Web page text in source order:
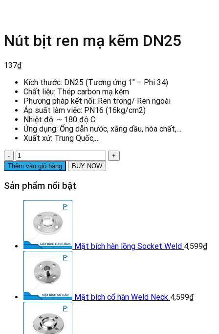
Nút bịt ren mạ kẽm DN25
137₫
Kích thước: DN25 (Tương ứng 1″ – Phi 34)
Chất liệu: Thép carbon mạ kẽm
Phương pháp kết nối: Ren trong/ Ren ngoài
Áp suất làm việc: PN16 (16kg/cm2)
Nhiệt độ: ~ 180 độ C
Ứng dụng: Ống dẫn nước, xăng dầu, hóa chất,…
Xuất xứ: Trung Quốc,…
Nút
bịt
ren
mạ
kẽm
DN25
lượng
Thêm vào giỏ hàng BUY NOW
Sản phẩm nổi bật
Mặt bích hàn lồng Socket Weld 4,599₫
Mặt bích cổ hàn Weld Neck 4,599₫